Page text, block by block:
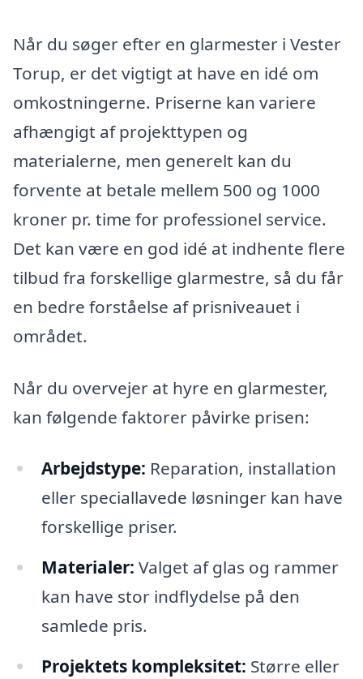
Når du søger efter en glarmester i Vester
Torup, er det vigtigt at have en idé om
omkostningerne. Priserne kan variere
afhængigt af projekttypen og
materialerne, men generelt kan du
forvente at betale mellem 500 og 1000
kroner pr. time for professionel service.
Det kan være en god idé at indhente flere
tilbud fra forskellige glarmestre, så du får
en bedre forståelse af prisniveauet i
området.
Når du overvejer at hyre en glarmester,
kan følgende faktorer påvirke prisen:
Arbejdstype: Reparation, installation
eller speciallavede løsninger kan have
forskellige priser.
Materialer: Valget af glas og rammer
kan have stor indflydelse på den
samlede pris.
Projektets kompleksitet: Større eller